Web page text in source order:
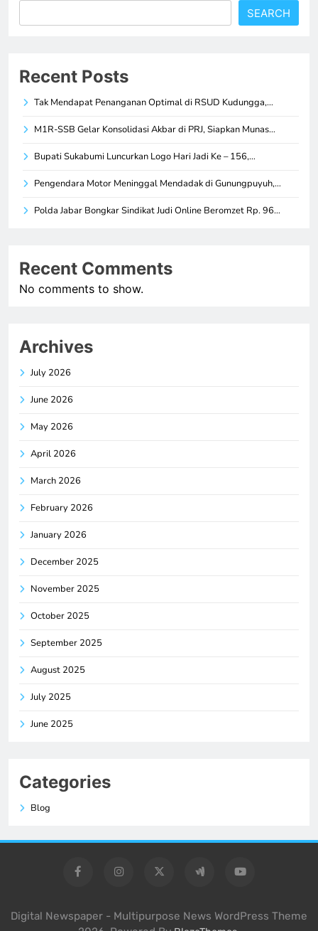
SEARCH
Recent Posts
Tak Mendapat Penanganan Optimal di RSUD Kudungga,…
M1R-SSB Gelar Konsolidasi Akbar di PRJ, Siapkan Munas…
Bupati Sukabumi Luncurkan Logo Hari Jadi Ke – 156,…
Pengendara Motor Meninggal Mendadak di Gunungpuyuh,…
Polda Jabar Bongkar Sindikat Judi Online Beromzet Rp. 96…
Recent Comments
No comments to show.
Archives
July 2026
June 2026
May 2026
April 2026
March 2026
February 2026
January 2026
December 2025
November 2025
October 2025
September 2025
August 2025
July 2025
June 2025
Categories
Blog
Digital Newspaper - Multipurpose News WordPress Theme